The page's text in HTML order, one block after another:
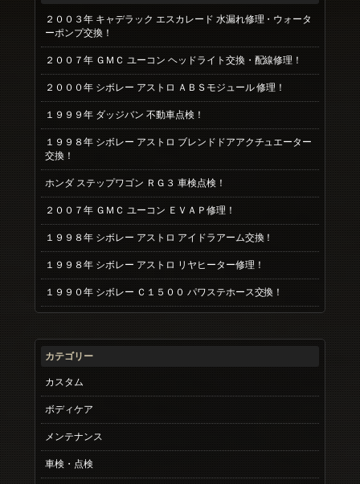
２００３年 キャデラック エスカレード 水漏れ修理・ウォータ
ーポンプ交換！
２００７年 ＧＭＣ ユーコン ヘッドライト交換・配線修理！
２０００年 シボレー アストロ ＡＢＳモジュール 修理！
１９９９年 ダッジバン 不動車点検！
１９９８年 シボレー アストロ ブレンドドアアクチュエーター
交換！
ホンダ ステップワゴン ＲＧ３ 車検点検！
２００７年 ＧＭＣ ユーコン ＥＶＡＰ修理！
１９９８年 シボレー アストロ アイドラアーム交換！
１９９８年 シボレー アストロ リヤヒーター修理！
１９９０年 シボレー Ｃ１５００ パワステホース交換！
カテゴリー
カスタム
ボディケア
メンテナンス
車検・点検